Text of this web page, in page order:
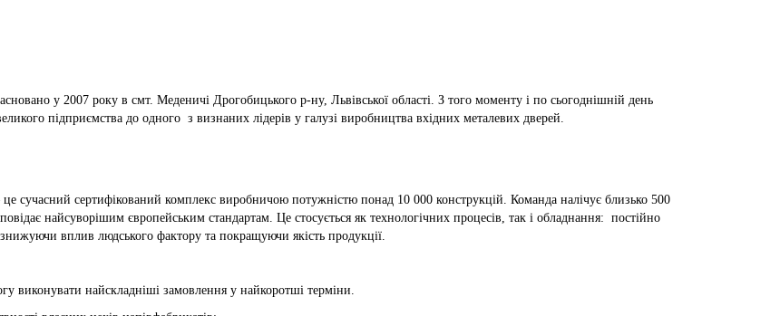
у 2007 року в смт. Меденичі Дрогобицького р-ну, Львівської області. З того моменту і по сьогоднішній день
підприємства до одного з визнаних лідерів у галузі виробництва вхідних металевих дверей.
сучасний сертифікований комплекс виробничою потужністю понад 10 000 конструкцій. Команда налічує близько 500
найсуворішим європейським стандартам. Це стосується як технологічних процесів, так і обладнання: постійно
вплив людського фактору та покращуючи якість продукції.
виконувати найскладніші замовлення у найкоротші терміни.